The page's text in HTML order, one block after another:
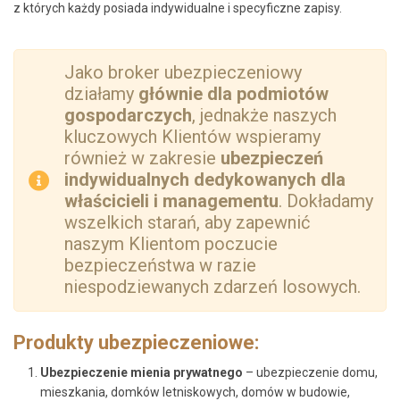
z których każdy posiada indywidualne i specyficzne zapisy.
Jako broker ubezpieczeniowy
działamy głównie dla podmiotów
gospodarczych, jednakże naszych
kluczowych Klientów wspieramy
również w zakresie ubezpieczeń
indywidualnych dedykowanych dla
właścicieli i managementu. Dokładamy
wszelkich starań, aby zapewnić
naszym Klientom poczucie
bezpieczeństwa w razie
niespodziewanych zdarzeń losowych.
Produkty ubezpieczeniowe:
Ubezpieczenie mienia prywatnego – ubezpieczenie domu,
mieszkania, domków letniskowych, domów w budowie,